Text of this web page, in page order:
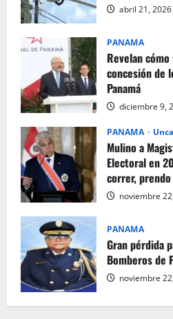
abril 21, 2026
PANAMA
Revelan
concesión de
Panamá
diciembre 9,
PANAMA
Mulino a
Electoral en
correr, prendo
noviembre
PANAMA
Gran pérdida
Bomberos de
noviembre